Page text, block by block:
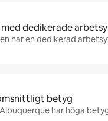
med dedikerade
har en dedikerad
betyg
har höga